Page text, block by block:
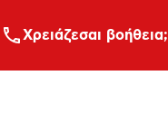
Xρειάζεσαι βοήθεια;